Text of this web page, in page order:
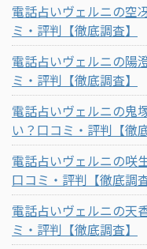
電話占いヴェルニの空
ミ・評判【徹底調査】
電話占いヴェルニの陽
ミ・評判【徹底調査】
電話占いヴェルニの鬼
い？口コミ・評判【徹
電話占いヴェルニの咲
口コミ・評判【徹底調査
電話占いヴェルニの天
ミ・評判【徹底調査】